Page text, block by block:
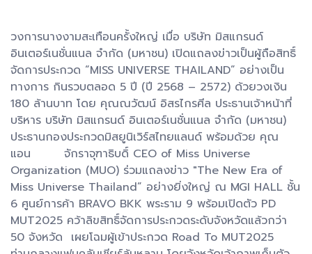
วงการนางงามสะเทือนครั้งใหญ่ เมื่อ บริษัท มิสแกรนด์
อินเตอร์เนชั่นแนล จำกัด (มหาชน) เปิดแถลงข่าวเป็นผู้ถือสิทธิ์
จัดการประกวด “MISS UNIVERSE THAILAND” อย่างเป็น
ทางการ กินรวบตลอด 5 ปี (ปี 2568 – 2572) ด้วยวงเงิน
180 ล้านบาท โดย คุณณวัฒน์ อิสรไกรศีล ประธานเจ้าหน้าที่
บริหาร บริษัท มิสแกรนด์ อินเตอร์เนชั่นแนล จำกัด (มหาชน)
ประธานกองประกวดมิสยูนิเวิร์สไทยแลนด์ พร้อมด้วย คุณ
แอน จักราจุฑาธิบดิ์ CEO of Miss Universe
Organization (MUO) ร่วมแถลงข่าว "The New Era of
Miss Universe Thailand” อย่างยิ่งใหญ่ ณ MGI HALL ชั้น
6 ศูนย์การค้า BRAVO BKK พระราม 9 พร้อมเปิดตัว PD
MUT2025 คว้าลิขสิทธิ์จัดการประกวดระดับจังหวัดแล้วกว่า
50 จังหวัด เผยโฉมผู้เข้าประกวด Road To MUT2025